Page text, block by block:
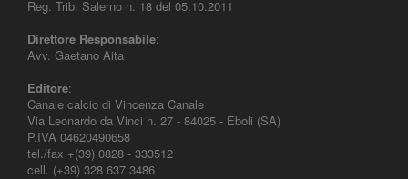
Reg. Trib. Salerno n. 18 del 05.10.2011
Direttore Responsabile:
Avv. Gaetano Aita
Editore:
Canale calcio di Vincenza Canale
Via Leonardo da Vinci n. 27 - 84025 - Eboli (SA)
P.IVA 04620490658
tel./fax +(39) 0828 - 333512
cell. (+39) 328 637 3486